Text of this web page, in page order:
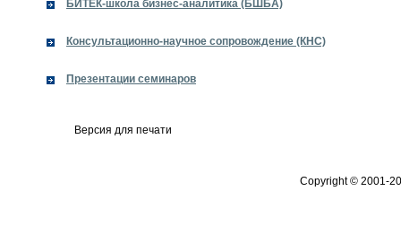
БИТЕК-школа бизнес-аналитика (БШБА)
Консультационно-научное сопровождение (КНС)
Презентации семинаров
Версия для печати
Copyright © 2001-